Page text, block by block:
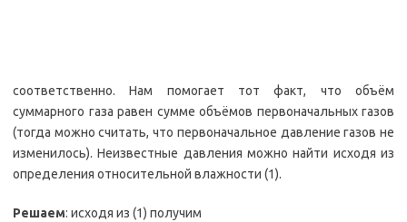
соответственно. Нам помогает тот факт, что объём
суммарного газа равен сумме объёмов первоначальных газов
(тогда можно считать, что первоначальное давление газов не
изменилось). Неизвестные давления можно найти исходя из
определения относительной влажности (1).
Решаем: исходя из (1) получим